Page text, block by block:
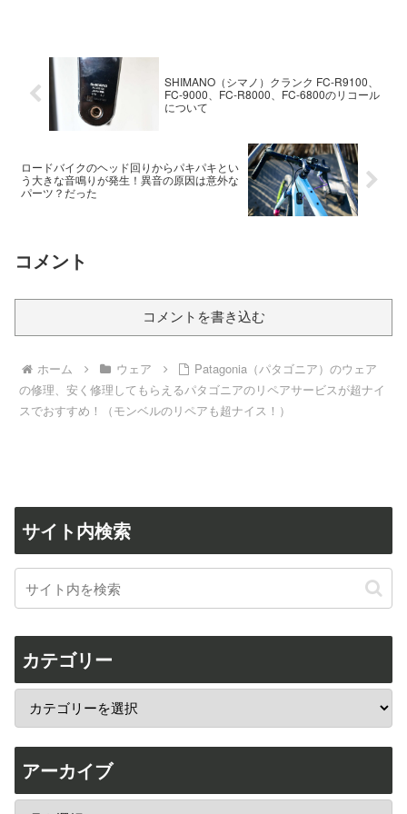
SHIMANO（シマノ）クランク FC-R9100、
FC-9000、FC-R8000、FC-6800のリコール
について
ロードバイクのヘッド回りからパキパキとい
う大きな音鳴りが発生！異音の原因は意外な
パーツ？だった
コメント
コメントを書き込む
ホーム ウェア
Patagonia（パタゴニア）のウェア
の修理、安く修理してもらえるパタゴニアのリペアサービスが超ナイ
スでおすすめ！（モンベルのリペアも超ナイス！）
サイト内検索
カテゴリー
アーカイブ